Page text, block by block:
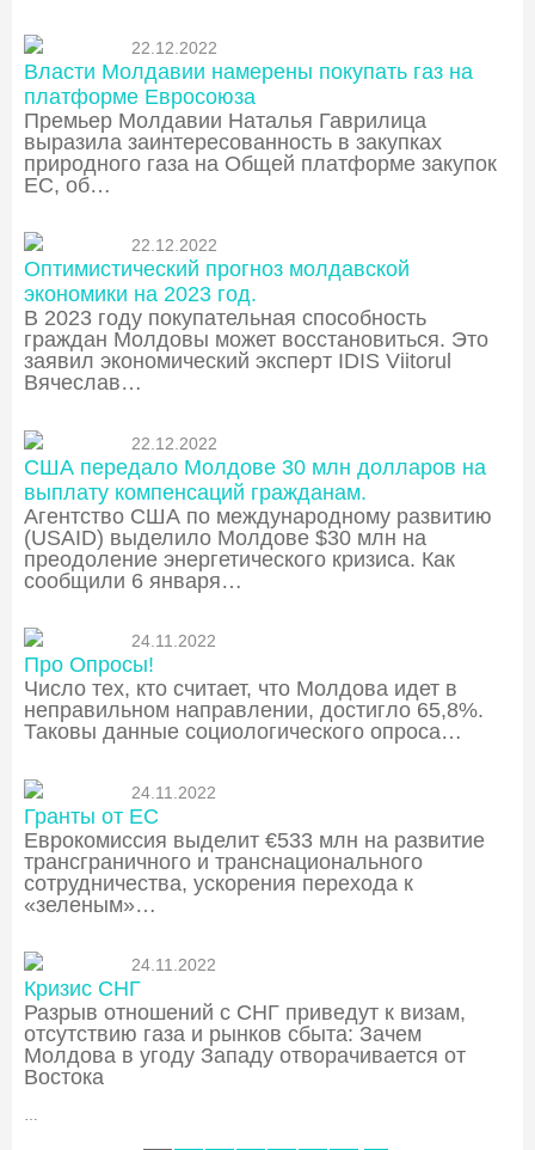
22.12.2022
Власти Молдавии намерены покупать газ на
платформе Евросоюза
Премьер Молдавии Наталья Гаврилица
выразила заинтересованность в закупках
природного газа на Общей платформе закупок
ЕС, об…
22.12.2022
Оптимистический прогноз молдавской
экономики на 2023 год.
В 2023 году покупательная способность
граждан Молдовы может восстановиться. Это
заявил экономический эксперт IDIS Viitorul
Вячеслав…
22.12.2022
США передало Молдове 30 млн долларов на
выплату компенсаций гражданам.
Агентство США по международному развитию
(USAID) выделило Молдове $30 млн на
преодоление энергетического кризиса. Как
сообщили 6 января…
24.11.2022
Про Опросы!
Число тех, кто считает, что Молдова идет в
неправильном направлении, достигло 65,8%.
Таковы данные социологического опроса…
24.11.2022
Гранты от ЕС
Еврокомиссия выделит €533 млн на развитие
трансграничного и транснационального
сотрудничества, ускорения перехода к
«зеленым»…
24.11.2022
Кризис СНГ
Разрыв отношений с СНГ приведут к визам,
отсутствию газа и рынков сбыта: Зачем
Молдова в угоду Западу отворачивается от
Востока
…